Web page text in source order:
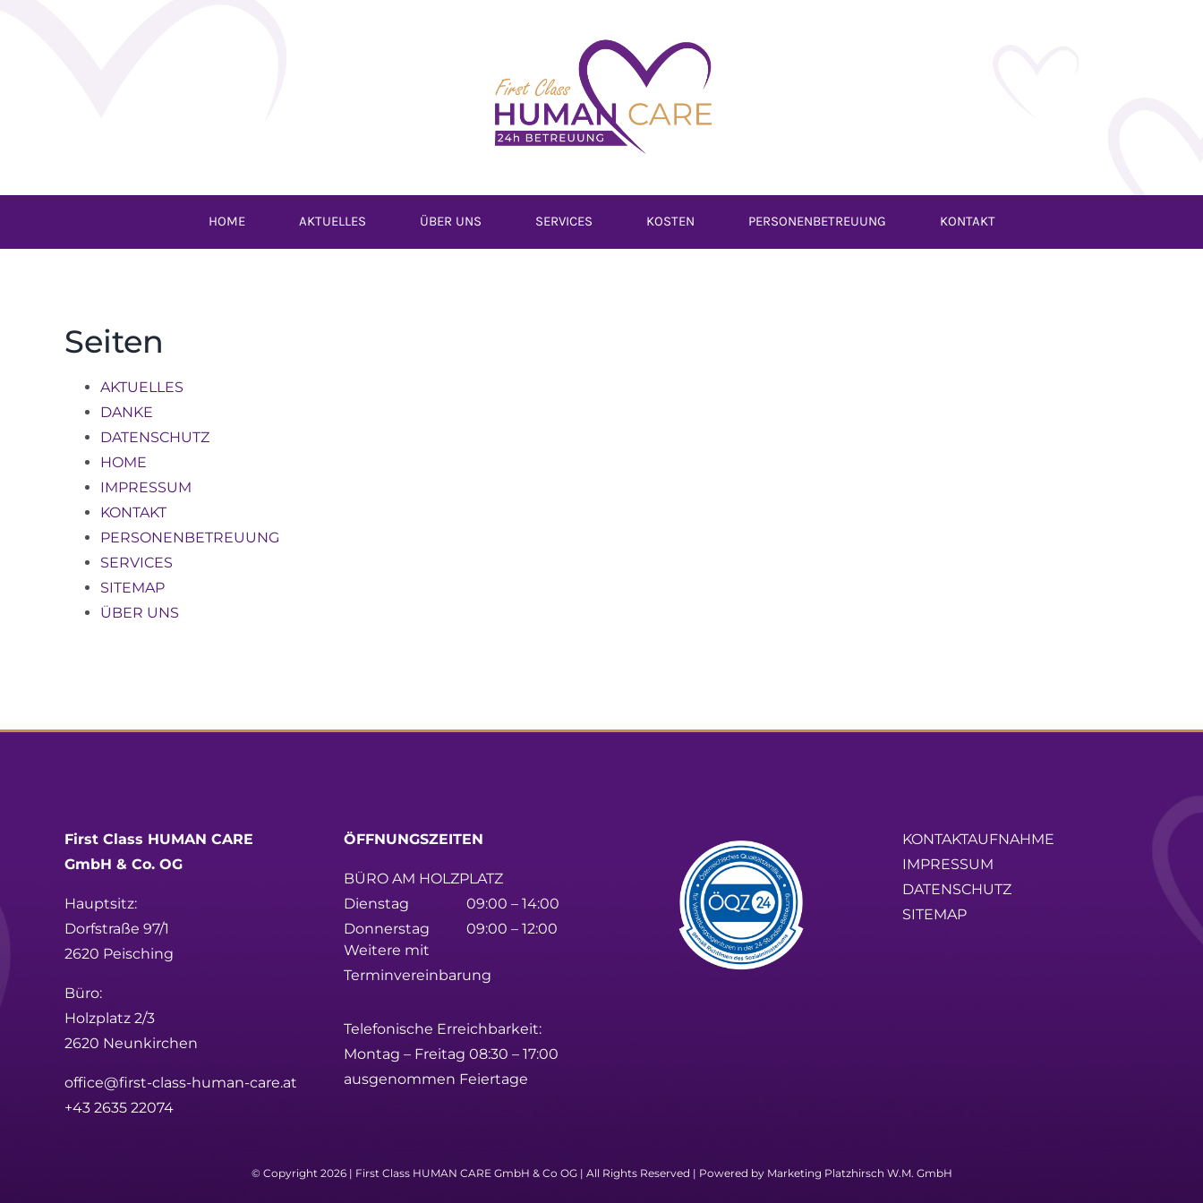
HOME AKTUELLES ÜBER UNS SERVICES KOSTEN PERSONENBETREUUNG KONTAKT
Seiten
AKTUELLES
DANKE
DATENSCHUTZ
HOME
IMPRESSUM
KONTAKT
PERSONENBETREUUNG
SERVICES
SITEMAP
ÜBER UNS
First Class HUMAN CARE
GmbH & Co. OG
Hauptsitz:
Dorfstraße 97/1
2620 Peisching
Büro:
Holzplatz 2/3
2620 Neunkirchen
office@first-class-human-care.at
+43 2635 22074
ÖFFNUNGSZEITEN
BÜRO AM HOLZPLATZ
Dienstag
09:00 – 14:00
Donnerstag
09:00 – 12:00
Weitere mit
Terminvereinbarung
Telefonische Erreichbarkeit:
Montag – Freitag 08:30 – 17:00
ausgenommen Feiertage
KONTAKTAUFNAHME
IMPRESSUM
DATENSCHUTZ
SITEMAP
© Copyright 2026 | First Class HUMAN CARE GmbH & Co OG| All Rights Reserved | Powered by Marketing Platzhirsch W.M. GmbH